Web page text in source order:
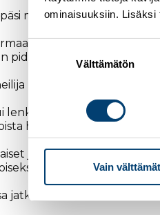
ominaisuuksiin. Lisäksi
Välttämätön
Vain
mäkiosuudella 122,5
parhaasta päästä,
pidemmälle lentänyt,
kohensi sijoitustaan
mutta sitten
hiihtelyä, ei voi olla
jäivät maailmancupin
taisteli VironKristjan
jatketaan huomenna